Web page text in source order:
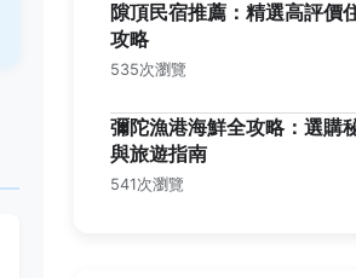
隙頂民宿推薦：精選高評價
攻略
535次瀏覽
彌陀漁港海鮮全攻略：選購
與旅遊指南
541次瀏覽